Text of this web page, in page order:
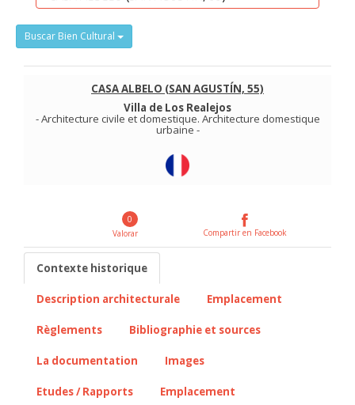
Buscar Bien Cultural
CASA ALBELO (SAN AGUSTÍN, 55)
Villa de Los Realejos
-Architecture civile et domestique. Architecture domestique
urbaine -
0
Valorar
Compartir en Facebook
Contexte historique
Description architecturale Emplacement
Règlements Bibliographie et sources
La documentation Images
Etudes / Rapports
Emplacement